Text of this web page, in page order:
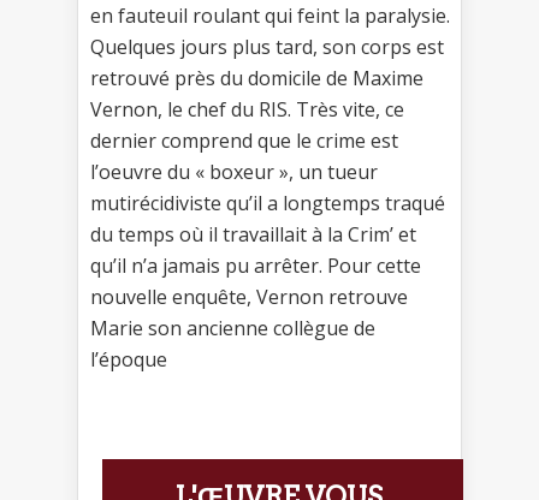
en fauteuil roulant qui feint la paralysie.
Quelques jours plus tard, son corps est
retrouvé près du domicile de Maxime
Vernon, le chef du RIS. Très vite, ce
dernier comprend que le crime est
l’oeuvre du « boxeur », un tueur
mutirécidiviste qu’il a longtemps traqué
du temps où il travaillait à la Crim’ et
qu’il n’a jamais pu arrêter. Pour cette
nouvelle enquête, Vernon retrouve
Marie son ancienne collègue de
l’époque